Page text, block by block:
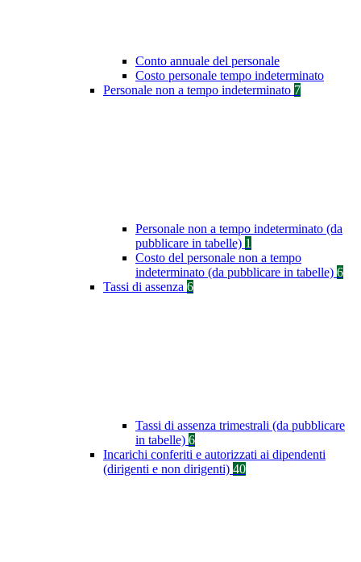
Conto annuale del personale
Costo personale tempo indeterminato
Personale non a tempo indeterminato 7
Personale non a tempo indeterminato (da
pubblicare in tabelle) 1
Costo del personale non a tempo
indeterminato (da pubblicare in tabelle) 6
Tassi di assenza 6
Tassi di assenza trimestrali (da pubblicare
in tabelle) 6
Incarichi conferiti e autorizzati ai dipendenti
(dirigenti e non dirigenti) 40